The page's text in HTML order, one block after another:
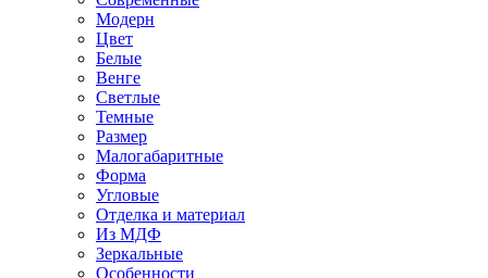
Модерн
Цвет
Белые
Венге
Светлые
Темные
Размер
Малогабаритные
Форма
Угловые
Отделка и материал
Из МДФ
Зеркальные
Особенности